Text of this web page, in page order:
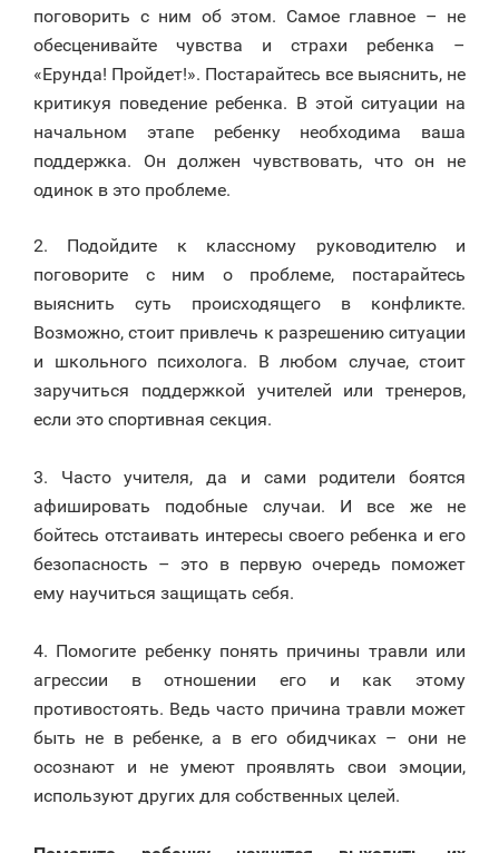
поговорить с ним об этом. Самое главное – не
обесценивайте чувства и страхи ребенка –
«Ерунда! Пройдет!». Постарайтесь все выяснить, не
критикуя поведение ребенка. В этой ситуации на
начальном этапе ребенку необходима ваша
поддержка. Он должен чувствовать, что он не
одинок в это проблеме.
2. Подойдите к классному руководителю и
поговорите с ним о проблеме, постарайтесь
выяснить суть происходящего в конфликте.
Возможно, стоит привлечь к разрешению ситуации
и школьного психолога. В любом случае, стоит
заручиться поддержкой учителей или тренеров,
если это спортивная секция.
3. Часто учителя, да и сами родители боятся
афишировать подобные случаи. И все же не
бойтесь отстаивать интересы своего ребенка и его
безопасность – это в первую очередь поможет
ему научиться защищать себя.
4. Помогите ребенку понять причины травли или
агрессии в отношении его и как этому
противостоять. Ведь часто причина травли может
быть не в ребенке, а в его обидчиках – они не
осознают и не умеют проявлять свои эмоции,
используют других для собственных целей.